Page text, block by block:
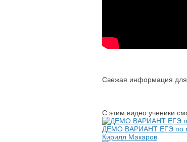
Свежая информация
С этим видео ученики
ДЕМО ВАРИАНТ ЕГЭ по
Кирилл Макаров